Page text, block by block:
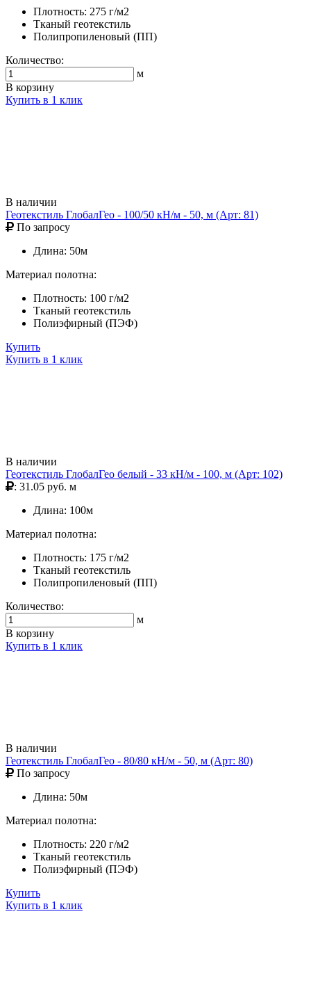
Плотность: 275 г/м2
Тканый геотекстиль
Полипропиленовый (ПП)
Количество:
м
В корзину
Купить в 1 клик
В наличии
Геотекстиль ГлобалГео - 100/50 кН/м - 50, м (Арт: 81)
По запросу
Длина: 50м
Материал полотна:
Плотность: 100 г/м2
Тканый геотекстиль
Полиэфирный (ПЭФ)
Купить
Купить в 1 клик
В наличии
Геотекстиль ГлобалГео белый - 33 кН/м - 100, м (Арт: 102)
: 31.05 руб. м
Длина: 100м
Материал полотна:
Плотность: 175 г/м2
Тканый геотекстиль
Полипропиленовый (ПП)
Количество:
м
В корзину
Купить в 1 клик
В наличии
Геотекстиль ГлобалГео - 80/80 кН/м - 50, м (Арт: 80)
По запросу
Длина: 50м
Материал полотна:
Плотность: 220 г/м2
Тканый геотекстиль
Полиэфирный (ПЭФ)
Купить
Купить в 1 клик